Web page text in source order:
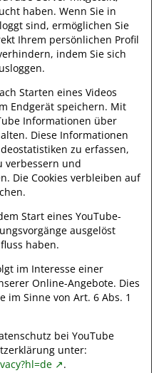
haben. Wenn Sie in
sind, ermöglichen Sie
Ihrem persönlichen Profil
indem Sie sich
Starten eines Videos
Endgerät speichern. Mit
Informationen über
Diese Informationen
zu erfassen,
verbessern und
Die Cookies verbleiben auf
Start eines YouTube-
ausgelöst
haben.
im Interesse einer
Online-Angebote. Dies
im Sinne von Art. 6 Abs. 1
bei YouTube
unter:
.